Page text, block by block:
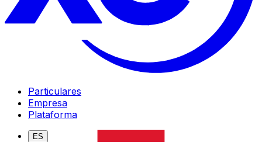
Particulares
Empresa
Plataforma
ES